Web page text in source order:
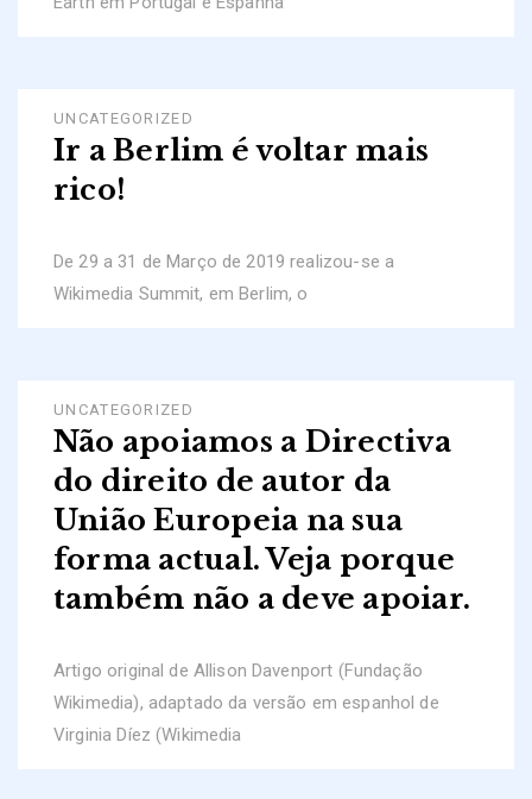
UNCATEGORIZED
Ir a Berlim é voltar mais
rico!
De 29 a 31 de Março de 2019 realizou-se a
Wikimedia Summit, em Berlim, o
UNCATEGORIZED
Não apoiamos a Directiva
do direito de autor da
União Europeia na sua
forma actual. Veja porque
também não a deve apoiar.
Artigo original de Allison Davenport (Fundação
Wikimedia), adaptado da versão em espanhol de
Virginia Díez (Wikimedia